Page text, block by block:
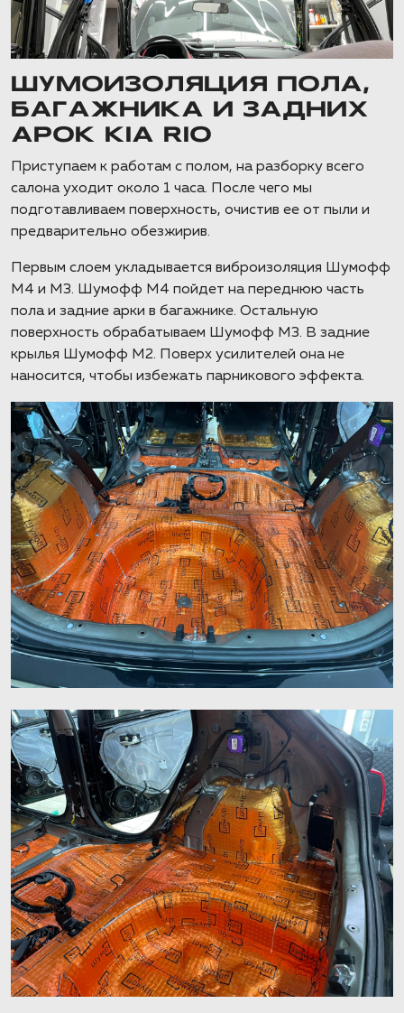
ШУМОИЗОЛЯЦИЯ ПОЛА,
БАГАЖНИКА И ЗАДНИХ
АРОК KIA RIO
Приступаем к работам с полом, на разборку всего
салона уходит около 1 часа. После чего мы
подготавливаем поверхность, очистив ее от пыли и
предварительно обезжирив.
Первым слоем укладывается виброизоляция Шумофф
М4 и М3. Шумофф М4 пойдет на переднюю часть
пола и задние арки в багажнике. Остальную
поверхность обрабатываем Шумофф М3. В задние
крылья Шумофф М2. Поверх усилителей она не
наносится, чтобы избежать парникового эффекта.